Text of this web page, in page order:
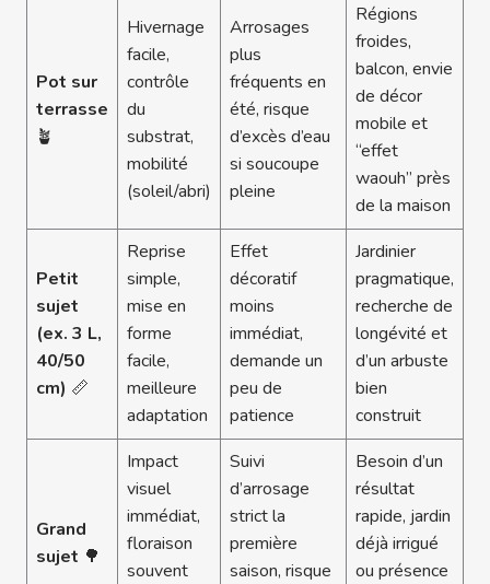
Pot sur
terrasse
🪴
Hivernage
facile,
contrôle
du
substrat,
mobilité
(soleil/abri)
Arrosages
plus
fréquents en
été, risque
d’excès d’eau
si soucoupe
pleine
Régions
froides,
balcon, envie
de décor
mobile et
“effet
waouh” près
de la maison
Petit
sujet
(ex. 3 L,
40/50
cm) 📏
Reprise
simple,
mise en
forme
facile,
meilleure
adaptation
Effet
décoratif
moins
immédiat,
demande un
peu de
patience
Jardinier
pragmatique,
recherche de
longévité et
d’un arbuste
bien
construit
Grand
sujet 🌳
Impact
visuel
immédiat,
floraison
souvent
Suivi
d’arrosage
strict la
première
saison, risque
Besoin d’un
résultat
rapide, jardin
déjà irrigué
ou présence